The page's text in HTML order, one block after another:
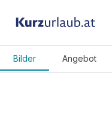
Bilder Angebot